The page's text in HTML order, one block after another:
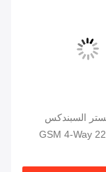
السبندكس
المنسوج 220 GSM 4-Way